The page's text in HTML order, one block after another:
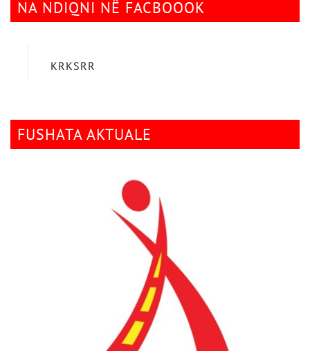
NA NDIQNI NË FACBOOOK
KRKSRR
FUSHATA AKTUALE